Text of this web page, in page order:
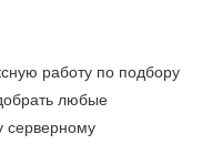
работу по подбору
любые
серверному